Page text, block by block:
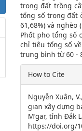
trong đất trồng
tổng số trong đất
61,68%) và
Phốt pho tổng số
chỉ tiêu tổng số
trung bình từ 60 -
Article
Details
How to Cite
Nguyễn Xuân,
gian xây dựng
M’gar, tỉnh Đắk
https://doi.org/